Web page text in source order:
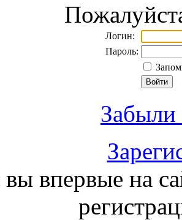
Логин:
Пароль:
Забыли
впервые на